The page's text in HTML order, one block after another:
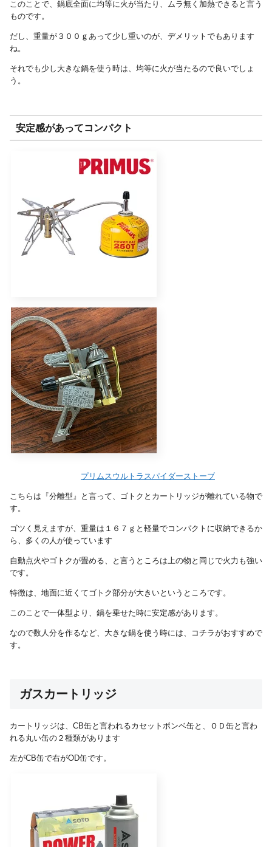
このことで、鍋底全面に均等に火が当たり、ムラ無く加熱できると言う
ものです。
だし、重量が３００ｇあって少し重いのが、デメリットでもあります
ね。
それでも少し大きな鍋を使う時は、均等に火が当たるので良いでしょ
う。
安定感があってコンパクト
プリムスウルトラスパイダーストーブ
こちらは『分離型』と言って、ゴトクとカートリッジが離れている物で
す。
ゴツく見えますが、重量は１６７ｇと軽量でコンパクトに収納できるか
ら、多くの人が使っています
自動点火やゴトクが畳める、と言うところは上の物と同じで火力も強い
です。
特徴は、地面に近くてゴトク部分が大きいというところです。
このことで一体型より、鍋を乗せた時に安定感があります。
なので数人分を作るなど、大きな鍋を使う時には、コチラがおすすめで
す。
ガスカートリッジ
カートリッジは、CB缶と言われるカセットボンベ缶と、ＯＤ缶と言わ
れる丸い缶の２種類があります
左がCB缶で右がOD缶です。